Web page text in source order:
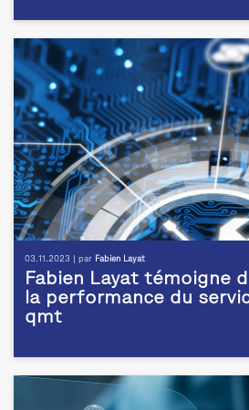
03.11.2023 | par Fabien Layat
Fabien Layat témoigne
la performance du
qmt